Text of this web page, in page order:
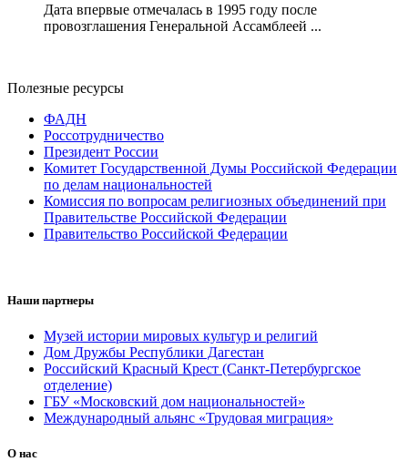
Дата впервые отмечалась в 1995 году после
провозглашения Генеральной Ассамблеей ...
Полезные ресурсы
ФАДН
Россотрудничество
Президент России
Комитет Государственной Думы Российской Федерации
по делам национальностей
Комиссия по вопросам религиозных объединений при
Правительстве Российской Федерации
Правительство Российской Федерации
Наши партнеры
Музей истории мировых культур и религий
Дом Дружбы Республики Дагестан
Российский Красный Крест (Санкт-Петербургское
отделение)
ГБУ «Московский дом национальностей»
Международный альянс «Трудовая миграция»
О нас